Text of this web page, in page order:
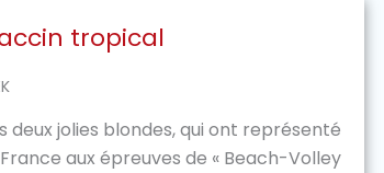
tropical
deux jolies blondes, qui ont représenté
aux épreuves de « Beach-Volley